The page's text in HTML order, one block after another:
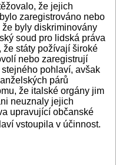
že jejich
zaregistrováno nebo
že byly diskriminovány
soud pro lidská práva
že státy požívají široké
nebo zaregistrují
pohlaví, avšak
párů
že italské orgány jim
neuznaly jejich
upravující občanské
vstoupila v účinnost.